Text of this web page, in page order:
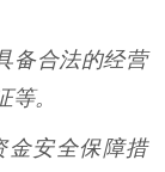
备合法的经营
。
金安全保障措